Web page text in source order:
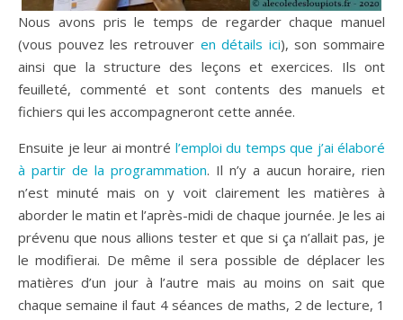
Nous avons pris le temps de regarder chaque manuel
(vous pouvez les retrouver en détails ici), son sommaire
ainsi que la structure des leçons et exercices. Ils ont
feuilleté, commenté et sont contents des manuels et
fichiers qui les accompagneront cette année.
Ensuite je leur ai montré l’emploi du temps que j’ai élaboré
à partir de la programmation. Il n’y a aucun horaire, rien
n’est minuté mais on y voit clairement les matières à
aborder le matin et l’après-midi de chaque journée. Je les ai
prévenu que nous allions tester et que si ça n’allait pas, je
le modifierai. De même il sera possible de déplacer les
matières d’un jour à l’autre mais au moins on sait que
chaque semaine il faut 4 séances de maths, 2 de lecture, 1